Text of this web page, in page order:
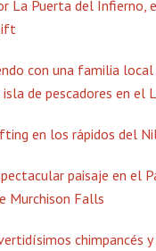
La Puerta del Infierno,
con una familia
isla de pescadores en el
en los rápidos del
paisaje en el
Murchison Falls
chimpancés